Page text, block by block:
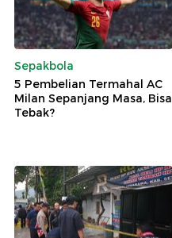
Sepakbola
5 Pembelian Termahal AC
Milan Sepanjang Masa, Bisa
Tebak?